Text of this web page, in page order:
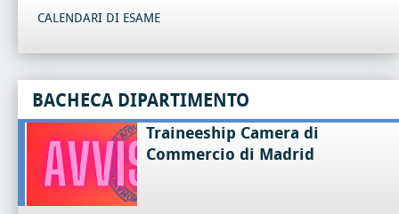
CALENDARI DI ESAME
BACHECA DIPARTIMENTO
Traineeship Camera di
Commercio di Madrid